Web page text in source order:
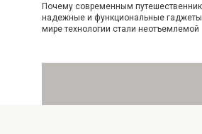
Почему современным
надежные и функциональные
мире технологии стали неотъемлемой